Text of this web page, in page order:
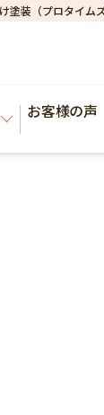
装（プロタイム
お客様の声